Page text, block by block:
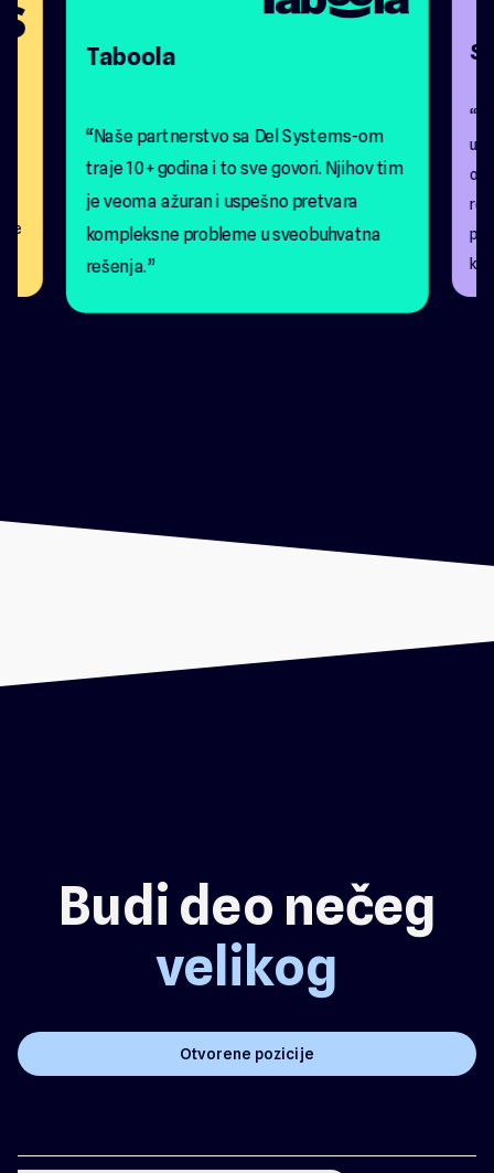
je
Taboola
“Naše partnerstvo sa Del Systems-om
traje 10+ godina i to sve govori. Njihov tim
je veoma ažuran i uspešno pretvara
kompleksne probleme u sveobuhvatna
rešenja.”
Budi deo nečeg
velikog
Otvorene pozicije